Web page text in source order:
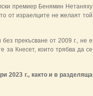
премиер Бенямин Нетаняху
от израелците не желаят той
прекъсване от 2009 г., не е
за Кнесет, които трябва да се
2023 г., както и в разделяща